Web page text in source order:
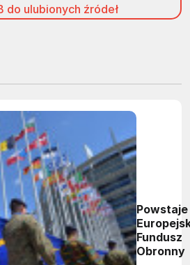
do ulubionych źródeł
Powstaje
Fundusz
Obronny